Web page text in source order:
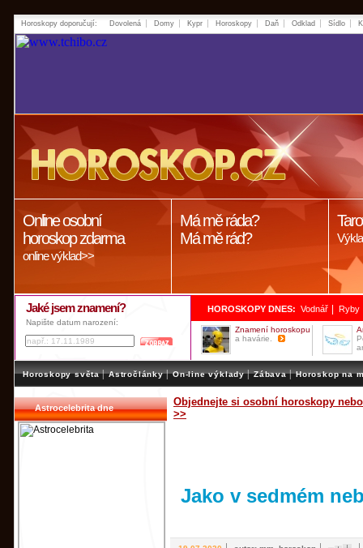
Horoskopy doporučují: Dovolená Domy Kypr Horoskopy Daň Odklad Sídlo
Online osobní
horoskop zdarma
online výklad>>
Má mě ráda?
Má mě rád?
Jaké jsem znamení?
Napište datum narození:
HOROSKOPY DNES: Vodnář Ryby
Znamení horoskopu
a havárie.
Horoskopy světa | Astročlánky | On-line výklady | Zábava | Horoskop na
Astrocelebrita dne
Objednejte si osobní horoskopy
>>
Jako v sedmém